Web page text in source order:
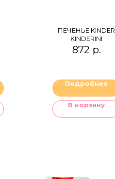
ПЕЧЕНЬЕ KINDER
KINDERINI
872 р.
Подробнее
В корзину